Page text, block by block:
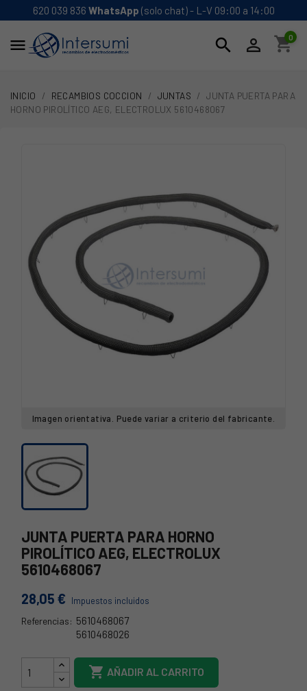
620 039 836 WhatsApp (solo chat) - L-V 09:00 a 14:00
 search  shopping_cart
0
INICIO RECAMBIOS COCCION JUNTAS
JUNTA PUERTA PARA
HORNO PIROLÍTICO AEG, ELECTROLUX 5610468067
Imagen orientativa. Puede variar a criterio del fabricante.
JUNTA PUERTA PARA HORNO
PIROLÍTICO AEG, ELECTROLUX
5610468067
28,05 € Impuestos incluidos
Referencias: 5610468067
5610468026
 AÑADIR AL CARRITO